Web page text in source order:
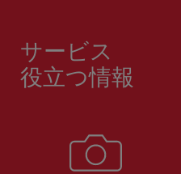
サービス
役立つ情報